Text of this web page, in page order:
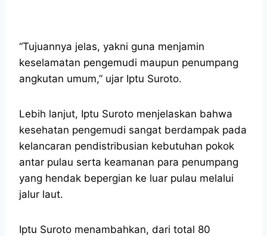
“Tujuannya jelas, yakni guna menjamin
keselamatan pengemudi maupun penumpang
angkutan umum,” ujar Iptu Suroto.
Lebih lanjut, Iptu Suroto menjelaskan bahwa
kesehatan pengemudi sangat berdampak pada
kelancaran pendistribusian kebutuhan pokok
antar pulau serta keamanan para penumpang
yang hendak bepergian ke luar pulau melalui
jalur laut.
Iptu Suroto menambahkan, dari total 80